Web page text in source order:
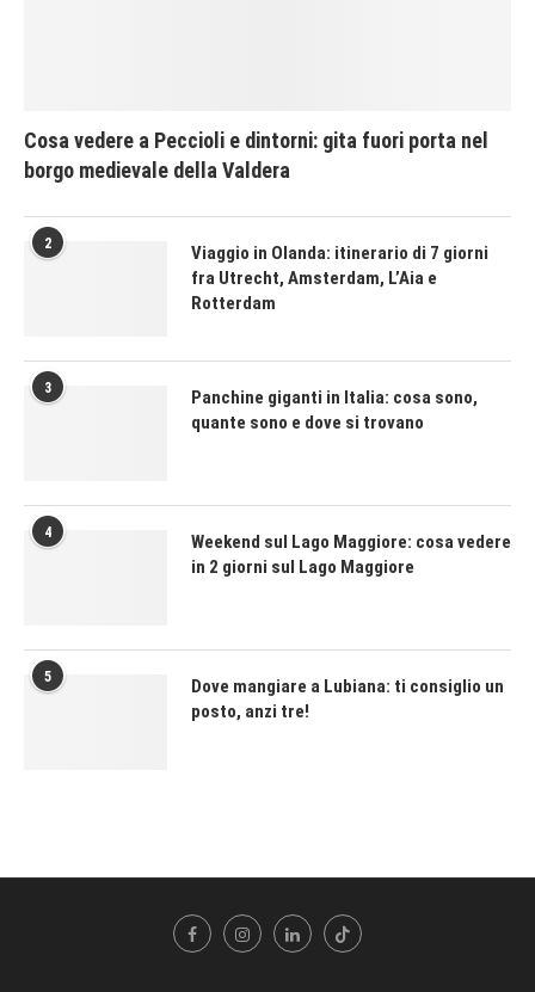
Cosa vedere a Peccioli e dintorni: gita fuori porta nel
borgo medievale della Valdera
2
Viaggio in Olanda: itinerario di 7 giorni
fra Utrecht, Amsterdam, L’Aia e
Rotterdam
3
Panchine giganti in Italia: cosa sono,
quante sono e dove si trovano
4
Weekend sul Lago Maggiore: cosa vedere
in 2 giorni sul Lago Maggiore
5
Dove mangiare a Lubiana: ti consiglio un
posto, anzi tre!